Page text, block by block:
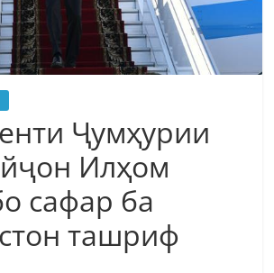
Ҷумҳурии
Илҳом
сафар ба
ташриф